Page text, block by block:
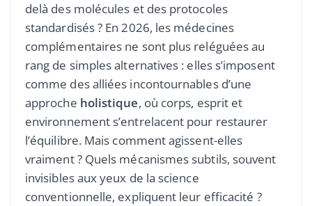
delà des molécules et des protocoles
standardisés ? En 2026, les médecines
complémentaires ne sont plus reléguées au
rang de simples alternatives : elles s’imposent
comme des alliées incontournables d’une
approche holistique, où corps, esprit et
environnement s’entrelacent pour restaurer
l’équilibre. Mais comment agissent-elles
vraiment ? Quels mécanismes subtils, souvent
invisibles aux yeux de la science
conventionnelle, expliquent leur efficacité ?